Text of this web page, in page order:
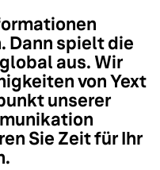
Dann spielt die
aus. Wir
von Yext
unserer
Sie Zeit für Ihr